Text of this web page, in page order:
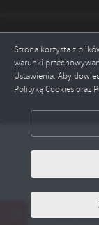
Strona korzysta z
warunki
Ustawienia. Aby
Polityką Cookies oraz
17 sierpnia